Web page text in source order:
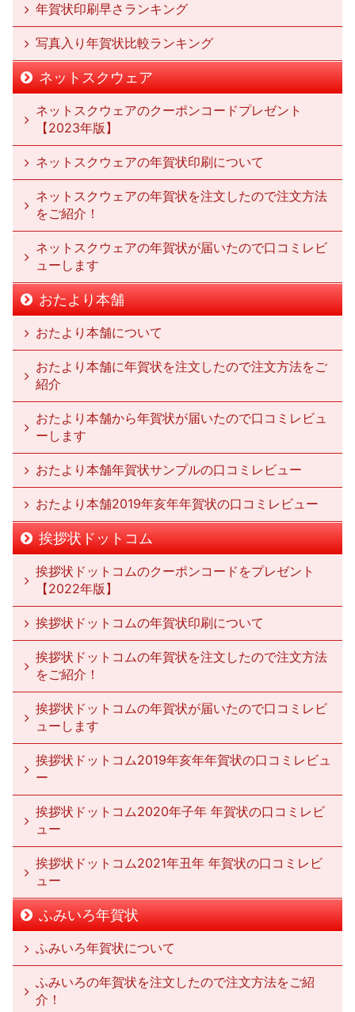
年賀状印刷早さランキング
写真入り年賀状比較ランキング
ネットスクウェア
ネットスクウェアのクーポンコードプレゼント
【2023年版】
ネットスクウェアの年賀状印刷について
ネットスクウェアの年賀状を注文したので注文方法
をご紹介！
ネットスクウェアの年賀状が届いたので口コミレビ
ューします
おたより本舗
おたより本舗について
おたより本舗に年賀状を注文したので注文方法をご
紹介
おたより本舗から年賀状が届いたので口コミレビュ
ーします
おたより本舗年賀状サンプルの口コミレビュー
おたより本舗2019年亥年年賀状の口コミレビュー
挨拶状ドットコム
挨拶状ドットコムのクーポンコードをプレゼント
【2022年版】
挨拶状ドットコムの年賀状印刷について
挨拶状ドットコムの年賀状を注文したので注文方法
をご紹介！
挨拶状ドットコムの年賀状が届いたので口コミレビ
ューします
挨拶状ドットコム2019年亥年年賀状の口コミレビュ
ー
挨拶状ドットコム2020年子年 年賀状の口コミレビ
ュー
挨拶状ドットコム2021年丑年 年賀状の口コミレビ
ュー
ふみいろ年賀状
ふみいろ年賀状について
ふみいろの年賀状を注文したので注文方法をご紹
介！